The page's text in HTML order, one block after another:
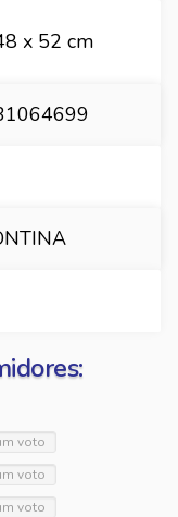
x 52 cm
voto
voto
voto